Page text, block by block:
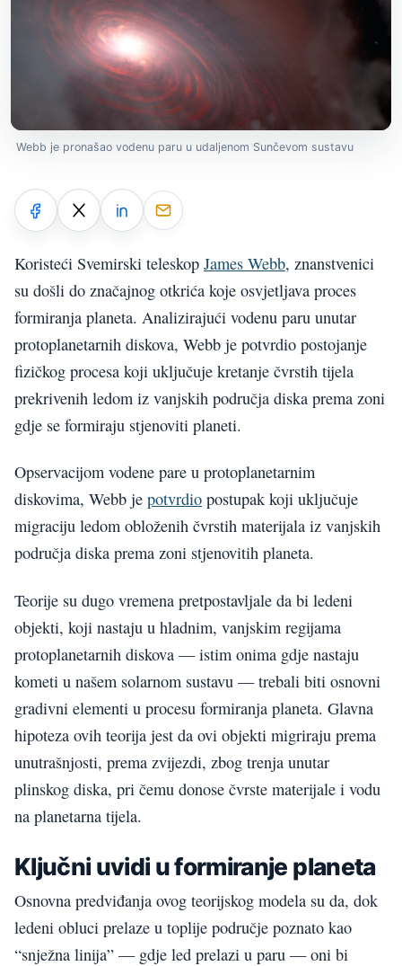
Webb je pronašao vodenu paru u udaljenom Sunčevom sustavu
Koristeći Svemirski teleskop James Webb, znanstvenici
su došli do značajnog otkrića koje osvjetljava proces
formiranja planeta. Analizirajući vodenu paru unutar
protoplanetarnih diskova, Webb je potvrdio postojanje
fizičkog procesa koji uključuje kretanje čvrstih tijela
prekrivenih ledom iz vanjskih područja diska prema zoni
gdje se formiraju stjenoviti planeti.
Opservacijom vodene pare u protoplanetarnim
diskovima, Webb je potvrdio postupak koji uključuje
migraciju ledom obloženih čvrstih materijala iz vanjskih
područja diska prema zoni stjenovitih planeta.
Teorije su dugo vremena pretpostavljale da bi ledeni
objekti, koji nastaju u hladnim, vanjskim regijama
protoplanetarnih diskova — istim onima gdje nastaju
kometi u našem solarnom sustavu — trebali biti osnovni
gradivni elementi u procesu formiranja planeta. Glavna
hipoteza ovih teorija jest da ovi objekti migriraju prema
unutrašnjosti, prema zvijezdi, zbog trenja unutar
plinskog diska, pri čemu donose čvrste materijale i vodu
na planetarna tijela.
Ključni uvidi u formiranje planeta
Osnovna predviđanja ovog teorijskog modela su da, dok
ledeni obluci prelaze u toplije područje poznato kao
“snježna linija” — gdje led prelazi u paru — oni bi